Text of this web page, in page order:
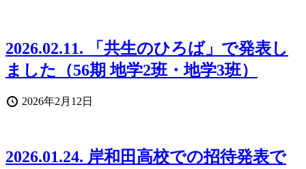
2026.02.11. 「共生のひろば」で発表し
ました（56期 地学2班・地学3班）
投
2026年2月12日
2026.01.24. 岸和田高校での招待発表で